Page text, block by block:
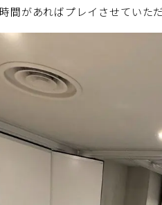
があればプレイさせていた